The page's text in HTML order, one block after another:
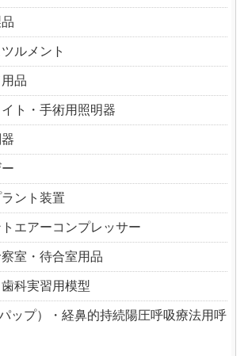
ルメント
品
ト・手術用照明器
ント装置
エアーコンプレッサー
室・待合室用品
科実習用模型
ップ）・経鼻的持続陽圧呼吸療法用呼